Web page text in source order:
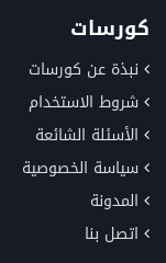
كورسات
نبذة عن كورسات
شروط الاستخدام
الأسئلة الشائعة
سياسة الخصوصية
المدونة
اتصل بنا